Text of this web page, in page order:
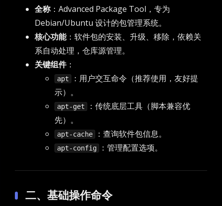
全称：Advanced Package Tool，专为
Debian/Ubuntu 设计的包管理系统。
核心功能：软件包的安装、升级、移除，依赖关
系自动处理，仓库源管理。
关键组件：
apt
：用户交互命令（推荐使用，友好提
示）。
apt-get
：传统底层工具（脚本兼容优
先）。
apt-cache ：查询软件包信息。
apt-config ：管理配置选项。
二、基础操作命令